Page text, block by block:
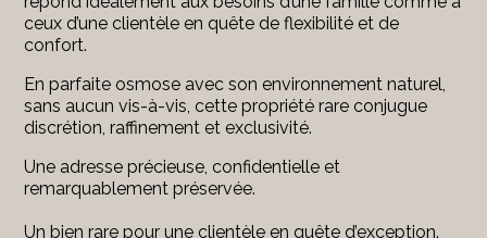
ceux d’une clientèle en quête de flexibilité et de
confort.
En parfaite osmose avec son environnement naturel,
sans aucun vis-à-vis, cette propriété rare conjugue
discrétion, raffinement et exclusivité.
Une adresse précieuse, confidentielle et
remarquablement préservée.
Un bien rare pour une clientèle en quête d’exception.